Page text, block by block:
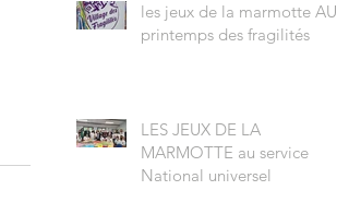
les jeux de la marmotte AU
printemps des fragilités
LES JEUX DE LA
MARMOTTE au service
National universel